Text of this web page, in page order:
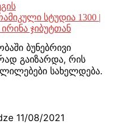
სტუდია 1300 |
ჯიბუტთან
ბუნებრივი
გაიზარდა, რის
სახელდება.
11/08/2021